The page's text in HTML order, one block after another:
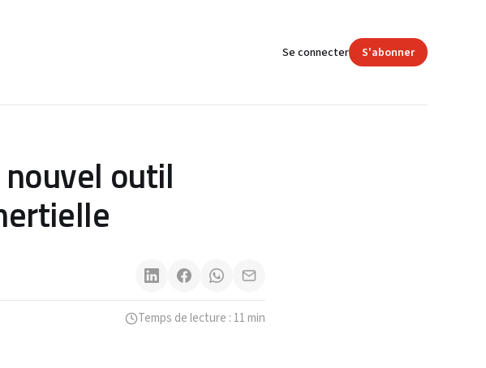
Se connecter S'abonner
outil
Temps de lecture : 11 min